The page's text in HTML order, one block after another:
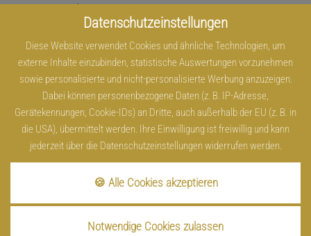
Datenschutzeinstellungen
Diese Website verwendet Cookies und ähnliche Technologien, um
externe Inhalte einzubinden, statistische Auswertungen vorzunehmen
sowie personalisierte und nicht-personalisierte Werbung anzuzeigen.
Dabei können personenbezogene Daten (z. B. IP-Adresse,
Gerätekennungen, Cookie-IDs) an Dritte, auch außerhalb der EU (z. B. in
die USA), übermittelt werden. Ihre Einwilligung ist freiwillig und kann
jederzeit über die Datenschutzeinstellungen widerrufen werden.
🍪 Alle Cookies akzeptieren
Notwendige Cookies zulassen
Impressum Datenschutz Cookies Kontakt
Sitemap
Infos
Barrierefreiheit
made by